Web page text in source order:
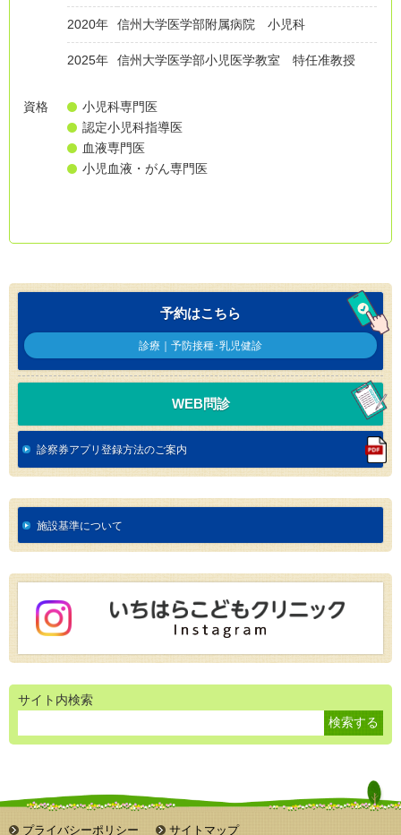
2020年 信州大学医学部附属病院 小児科
2025年 信州大学医学部小児医学教室 特任准教授
資格
小児科専門医
認定小児科指導医
血液専門医
小児血液・がん専門医
サイト内検索
予約はこちら
診療｜予防接種･乳児健診
WEB問診
診察券アプリ登録方法のご案内
施設基準について
プライバシーポリシー サイトマップ